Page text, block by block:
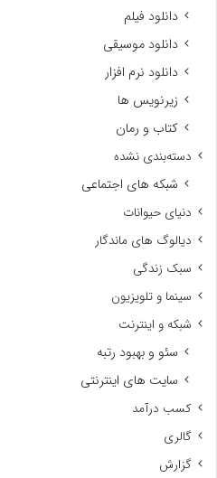
دانلود فیلم
دانلود موسیقی
دانلود نرم افزار
زیرنویس ها
کتاب و رمان
دسته‌بندی نشده
شبکه های اجتماعی
دنیای حیوانات
دیالوگ های ماندگار
سبک زندگی
سینما و تلویزیون
شبکه و اینترنت
سئو و بهبود رتبه
سایت های اینترنتی
کسب درآمد
گالری
گزارش